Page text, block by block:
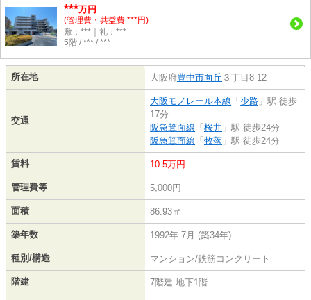
***万円
(管理費・共益費 ***円)
敷：***｜礼：***
5階 / *** / ***
所在地 大阪府豊中市向丘 ３丁目8-12
交通
大阪モノレール本線 「 少路 」駅 徒歩
17分
阪急箕面線 「 桜井 」駅 徒歩24分
阪急箕面線 「 牧落 」駅 徒歩24分
賃料 10.5万円
管理費等 5,000円
面積 86.93㎡
築年数 1992年 7月 (築34年)
種別/構造 マンション/鉄筋コンクリート
階建 7階建 地下1階